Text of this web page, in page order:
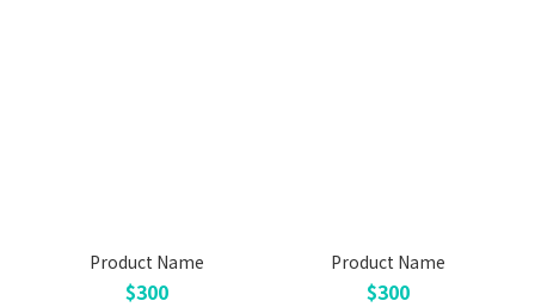
Product Name
$300
Product Name
$300